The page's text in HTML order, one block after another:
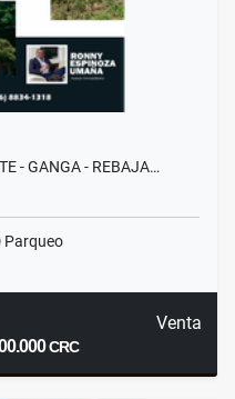
- GANGA - REBAJA…
Parqueo
Venta
CRC